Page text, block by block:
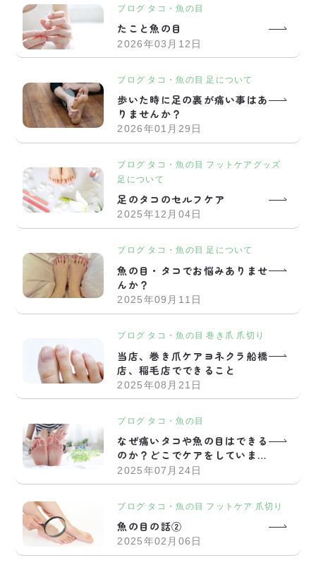
ブログ タコ・魚の目
たこと魚の目
2026年03月12日
ブログ タコ・魚の目 足について
歩いた時に足の裏が痛い事はあ
りませんか？
2026年01月29日
ブログ タコ・魚の目 フットケアグッズ
足について
足のタコのセルフケア
2025年12月04日
ブログ タコ・魚の目 足について
魚の目・タコでお悩みありませ
んか？
2025年09月11日
ブログ タコ・魚の目 巻き爪 爪切り
当店、巻き爪ケアヨネクラ船橋
店、稲毛店でできること
2025年08月21日
ブログ タコ・魚の目
なぜ痛いタコや魚の目はできる
のか？どこでケアをしています
か？
2025年07月24日
ブログ タコ・魚の目 フットケア 爪切り
魚の目の話②
2025年02月06日